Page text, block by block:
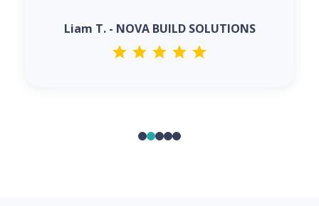
Liam T. - NOVA BUILD SOLUTIONS